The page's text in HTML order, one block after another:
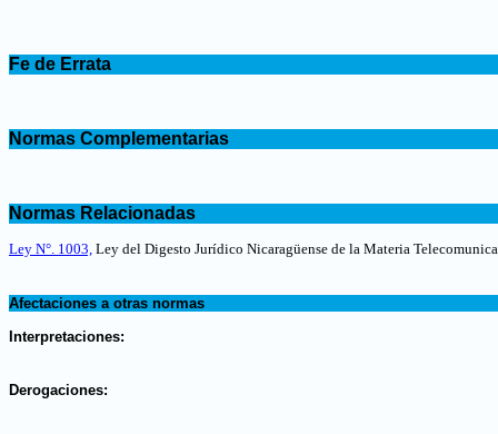
Fe de Errata
Normas Complementarias
Normas Relacionadas
Ley N°. 1003, Ley del Digesto Jurídico Nicaragüense de la Materia
Afectaciones a otras normas
Interpretaciones:
Derogaciones: